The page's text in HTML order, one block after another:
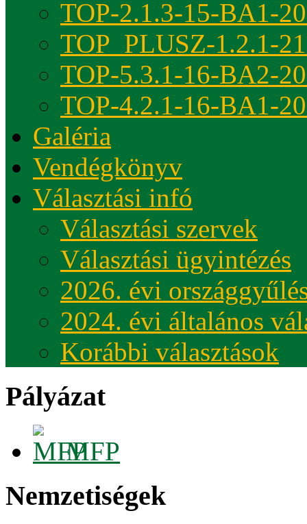
TOP-2.1.3-15-BA1-
TOP_PLUSZ-1.2.1-
TOP-5.3.1-16-BA2-
TOP-4.2.1-16-BA1-
Galéria
Vendégkönyv
Választási infó
Választási szervek
Választási ügyintézés
2026. évi
2024. évi általános
Korábbi választások
Pályázat
MFP
Nemzetiségek